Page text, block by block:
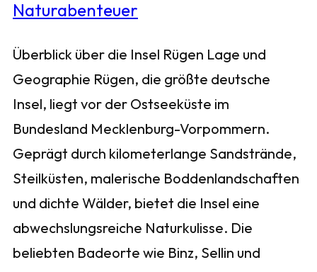
Überblick über die Insel Rügen Lage und
Geographie Rügen, die größte deutsche
Insel, liegt vor der Ostseeküste im
Bundesland Mecklenburg-Vorpommern.
Geprägt durch kilometerlange Sandstrände,
Steilküsten, malerische Boddenlandschaften
und dichte Wälder, bietet die Insel eine
abwechslungsreiche Naturkulisse. Die
beliebten Badeorte wie Binz, Sellin und